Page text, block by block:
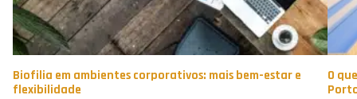
Biofilia em ambientes corporativos: mais bem-estar e
flexibilidade
O